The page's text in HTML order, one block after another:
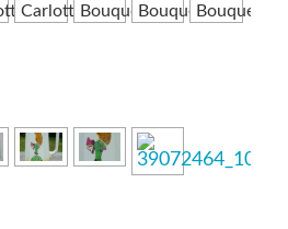
CarlottaBouquetsBouquetsBouquets